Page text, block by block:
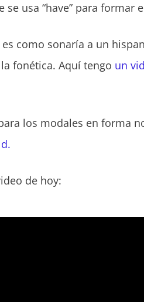
se usa “have” para formar
es como sonaría a un
fonética. Aquí tengo un
los modales en forma
de hoy: